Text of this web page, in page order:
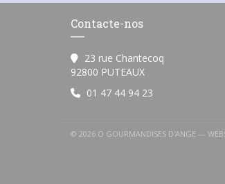
Contacte-nos
23 rue Chantecoq
92800 PUTEAUX((abre numa nova
01 47 44 94 23
© 2026 O GOURMANDISES D'ANGE —